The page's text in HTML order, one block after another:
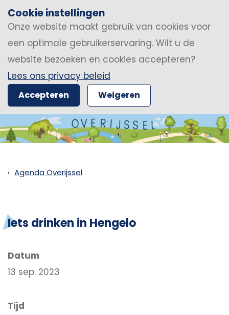
Cookie instellingen
Onze website maakt gebruik van cookies voor
een optimale gebruikerservaring. Wilt u de
website bezoeken en cookies accepteren?
Lees ons privacy beleid
Accepteren Weigeren
Agenda Overijssel
Iets drinken in Hengelo
Datum
13 sep. 2023
Tijd